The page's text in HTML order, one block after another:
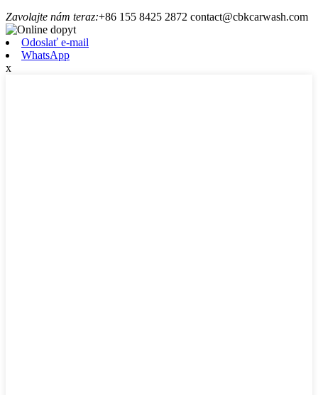
Zavolajte nám teraz:+86 155 8425 2872 contact@cbkcarwash.com
Odoslať e-mail
WhatsApp
x